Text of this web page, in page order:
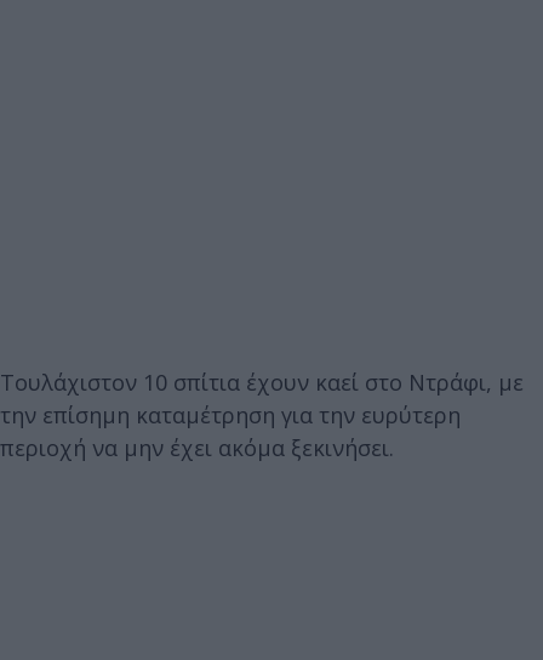
Τουλάχιστον 10 σπίτια έχουν καεί στο Ντράφι, με
την επίσημη καταμέτρηση για την ευρύτερη
περιοχή να μην έχει ακόμα ξεκινήσει.